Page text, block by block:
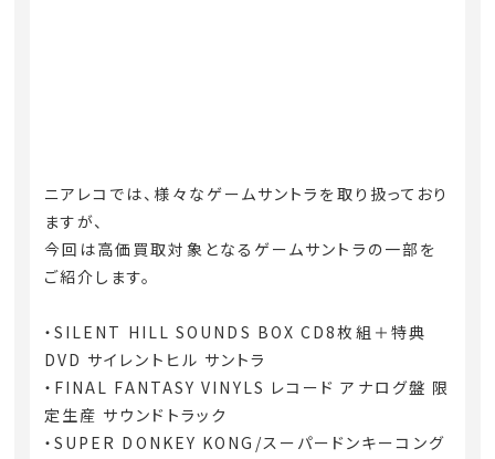
ニアレコでは、様々なゲームサントラを取り扱っており
ますが、
今回は高価買取対象となるゲームサントラの一部を
ご紹介します。
・SILENT HILL SOUNDS BOX CD8枚組＋特典
DVD サイレントヒル サントラ
・FINAL FANTASY VINYLS レコード アナログ盤 限
定生産 サウンドトラック
・SUPER DONKEY KONG/スーパードンキーコング